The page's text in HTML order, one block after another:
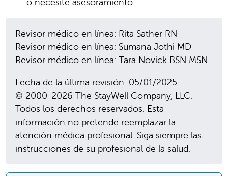
Revisor médico en línea: Rita Sather RN
Revisor médico en línea: Sumana Jothi MD
Revisor médico en línea: Tara Novick BSN MSN
Fecha de la última revisión: 05/01/2025
© 2000-2026 The StayWell Company, LLC.
Todos los derechos reservados. Esta
información no pretende reemplazar la
atención médica profesional. Siga siempre las
instrucciones de su profesional de la salud.